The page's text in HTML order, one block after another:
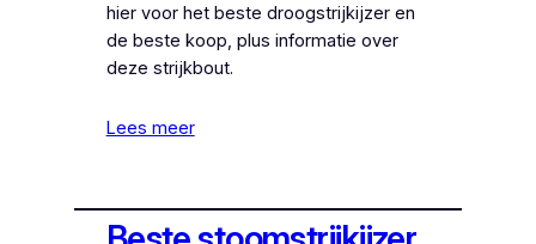
hier voor het beste droogstrijkijzer en
de beste koop, plus informatie over
deze strijkbout.
Lees meer